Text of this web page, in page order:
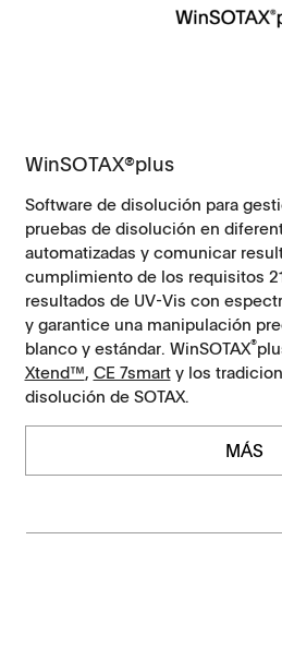
WinSOTAX®plus
Software de disolución para
pruebas de disolución en
automatizadas y comunicar
cumplimiento de los requisitos
resultados de UV-Vis con
y garantice una manipulación
blanco y estándar. WinSOTAX®
Xtend™, CE 7smarty los
disolución de SOTAX.
MÁS